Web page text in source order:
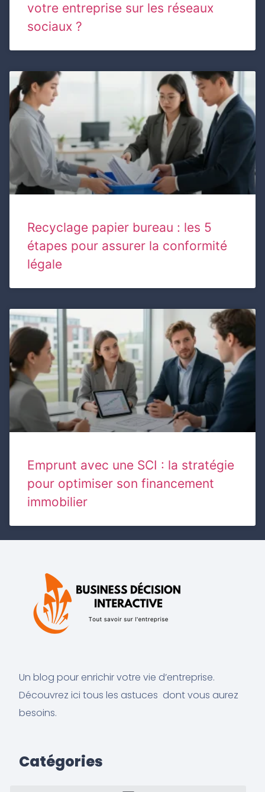
votre entreprise sur les réseaux
sociaux ?
Recyclage papier bureau : les 5
étapes pour assurer la conformité
légale
Emprunt avec une SCI : la stratégie
pour optimiser son financement
immobilier
Un blog pour enrichir votre vie d’entreprise.
Découvrez ici tous les astuces dont vous aurez
besoins.
Catégories